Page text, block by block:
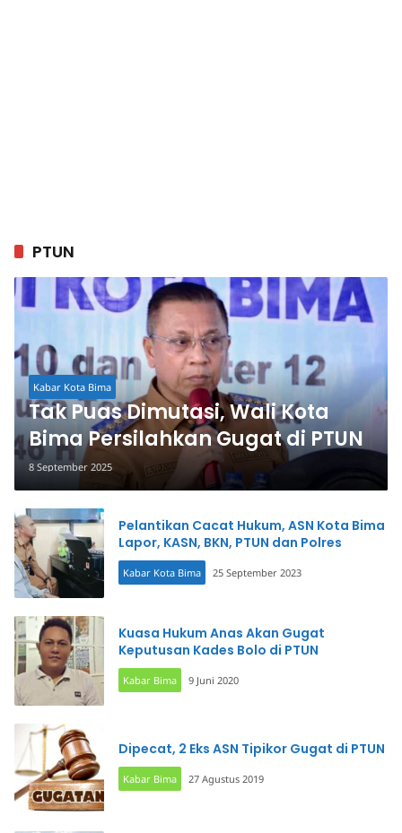
PTUN
Kabar Kota Bima
Tak Puas Dimutasi, Wali Kota
Bima Persilahkan Gugat di PTUN
8 September 2025
Pelantikan Cacat Hukum, ASN Kota Bima
Lapor, KASN, BKN, PTUN dan Polres
Kabar Kota Bima 25 September 2023
Kuasa Hukum Anas Akan Gugat
Keputusan Kades Bolo di PTUN
Kabar Bima 9 Juni 2020
Dipecat, 2 Eks ASN Tipikor Gugat di PTUN
Kabar Bima 27 Agustus 2019